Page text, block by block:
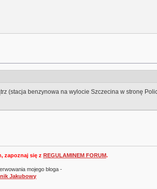
(stacja benzynowa na wylocie Szczecina w stronę
zapoznaj się z REGULAMINEM FORUM.
mojego bloga -
Jakubowy